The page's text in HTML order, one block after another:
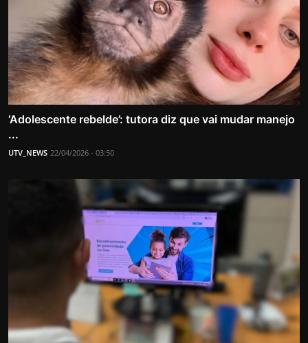
‘Adolescente rebelde’: tutora diz que vai mudar manejo
...
UTV_NEWS 22/04/2026 - 03:50